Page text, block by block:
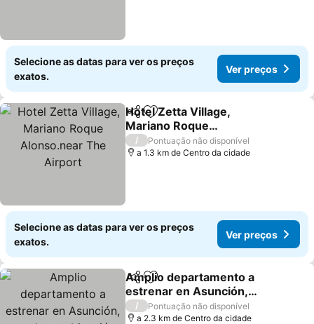
Selecione as datas para ver os preços
exatos.
Ver preços
PartilharAdicionar aos favoritos
Hotel Zetta Village,
Mariano Roque
Alonso.near The Airport
/
Pontuação não disponível
a 1.3 km de Centro da cidade
Selecione as datas para ver os preços
exatos.
Ver preços
PartilharAdicionar aos favoritos
Amplio departamento a
estrenar en Asunción,
excelente ubicación
/
Pontuação não disponível
a 2.3 km de Centro da cidade